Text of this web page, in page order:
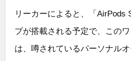
リーカーによると、「AirPods
プが搭載される予定で、この
は、噂されているパーソナル